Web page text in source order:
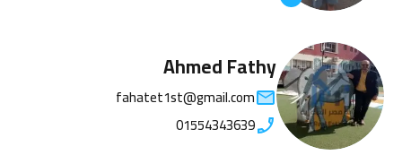
Ahmed Fathy
fahatet1st@gmail.com
01554343639